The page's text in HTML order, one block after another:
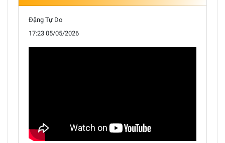
Đặng Tự Do
17:23 05/05/2026